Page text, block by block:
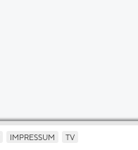
IMPRESSUM TV